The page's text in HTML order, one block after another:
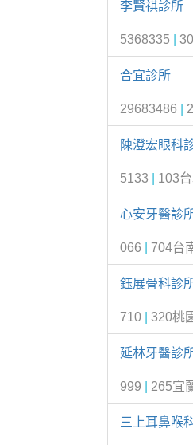
李賢祺診所
5368335
合宜診所
29683486
陳澄宏眼科
5133 103
心安牙醫診
066 704台
鈺展骨科診
710 320桃
延林牙醫診
999 265宜
三上耳鼻喉